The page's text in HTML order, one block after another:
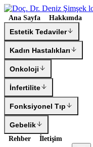
Ana Sayfa
Hakkımda
Estetik Tedaviler
Kadın Hastalıkları
Onkoloji
İnfertilite
Fonksiyonel Tıp
Gebelik
Rehber
İletişim